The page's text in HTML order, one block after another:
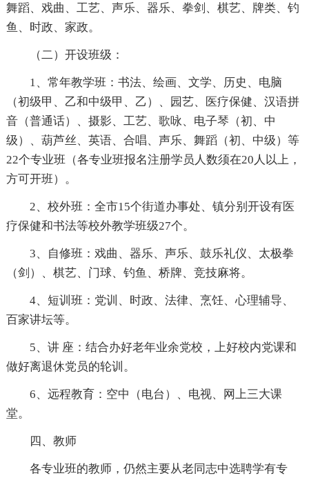
舞蹈、戏曲、工艺、声乐、器乐、拳剑、棋艺、牌类、钓
鱼、时政、家政。
（二）开设班级：
1、常年教学班：书法、绘画、文学、历史、电脑
（初级甲、乙和中级甲、乙）、园艺、医疗保健、汉语拼
音（普通话）、摄影、工艺、歌咏、电子琴（初、中
级）、葫芦丝、英语、合唱、声乐、舞蹈（初、中级）等
22个专业班（各专业班报名注册学员人数须在20人以上，
方可开班）。
2、校外班：全市15个街道办事处、镇分别开设有医
疗保健和书法等校外教学班级27个。
3、自修班：戏曲、器乐、声乐、鼓乐礼仪、太极拳
（剑）、棋艺、门球、钓鱼、桥牌、竞技麻将。
4、短训班：党训、时政、法律、烹饪、心理辅导、
百家讲坛等。
5、讲 座：结合办好老年业余党校，上好校内党课和
做好离退休党员的轮训。
6、远程教育：空中（电台）、电视、网上三大课
堂。
四、教师
各专业班的教师，仍然主要从老同志中选聘学有专